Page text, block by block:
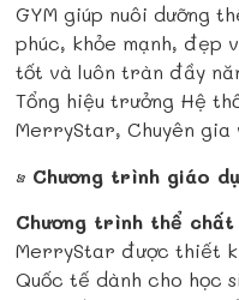
GYM giúp nuôi dưỡng
phúc, khỏe mạnh, đẹp
tốt và luôn tràn đầy
Tổng hiệu trưởng Hệ
MerryStar, Chuyên gia
• Chương trình giáo
Chương trình thể chất
MerryStar được thiết
Quốc tế dành cho học